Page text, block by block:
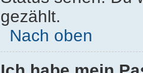
gezählt.
Nach oben